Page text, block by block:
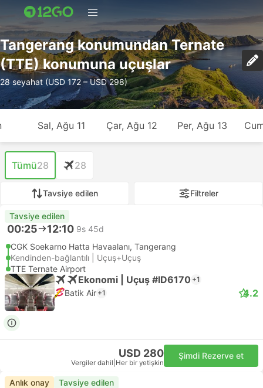
Tangerang konumundan Ternate
(TTE) konumuna uçuşlar
28 seyahat (USD 172 – USD 298)
Sal, Ağu 11 Çar, Ağu 12 Per, Ağu 13
Tümü28 28
Tavsiye edilen Filtreler
Tavsiye edilen
00:25 12:10 9s 45d
CGK Soekarno Hatta Havaalanı, Tangerang
Kendinden-bağlantılı | Uçuş+Uçuş
TTE Ternate Airport
Ekonomi | Uçuş #ID6170 +1
Batik Air +1 4.2
USD 280
Vergiler dahil Her bir yetişkin
Şimdi Rezerve et
Anlık onay Tavsiye edilen